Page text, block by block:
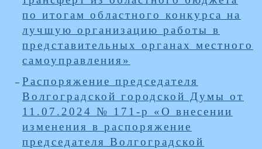
по итогам областного конкурса на
лучшую организацию работы в
представительных органах местного
самоуправления»
Распоряжение председателя
Волгоградской городской Думы от
11.07.2024 № 171-р «О внесении
изменения в распоряжение
председателя Волгоградской